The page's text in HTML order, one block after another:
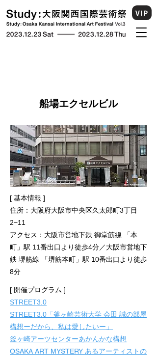
VIP
船場エクセルビル
[ 基本情報 ]
住所：大阪府大阪市中央区久太郎町3丁目
2−11
アクセス：大阪市営地下鉄 御堂筋線 「本
町」駅 11番出口より徒歩4分／大阪市営地下
鉄 堺筋線 「堺筋本町」駅 10番出口より徒歩
8分
[ 開催プログラム ]
STREET3.0
STREET3.0「釜ヶ崎芸術大学 会田 誠の部屋
構想ーだから、私は愛したいー」
釜ヶ崎アーツセンターあかんかな構想
OSAKA ART MYSTERY あるアーティストの